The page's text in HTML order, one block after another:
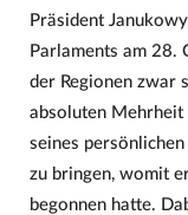
Präsident
Parlaments am 28.
der Regionen zwar
absoluten Mehrheit
seines
zu bringen, womit
begonnen hatte.